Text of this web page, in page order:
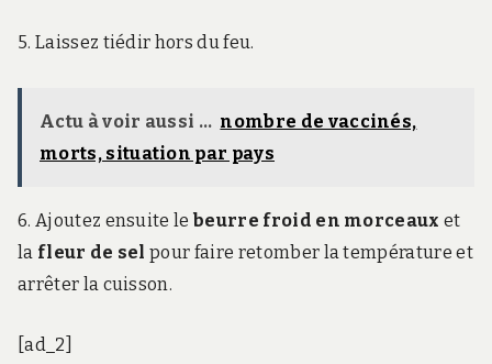
5. Laissez tiédir hors du feu.
Actu à voir aussi ... nombre de vaccinés,
morts, situation par pays
6. Ajoutez ensuite lebeurre froid en morceaux et
la fleur de sel pour faire retomber la température et
arrêter la cuisson.
[ad_2]